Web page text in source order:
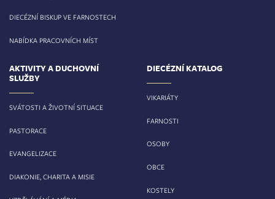
DIECÉZNÍ BISKUP VE FARNOSTECH
NABÍDKA PRACOVNÍCH MÍST
AKTIVITY A DUCHOVNÍ
SLUŽBY
SVÁTOSTI A ŽIVOTNÍ SITUACE
PASTORACE
EVANGELIZACE
DIAKONIE, CHARITA A MISIE
DIECÉZNÍ KATALOG
VIKARIÁTY
FARNOSTI
OSOBY
OBCE
KOSTELY